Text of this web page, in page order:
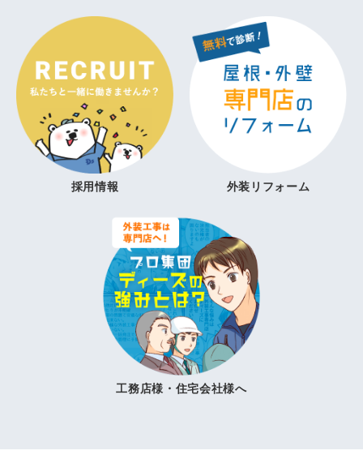
採用情報 外装リフォーム
工務店様・住宅会社様へ